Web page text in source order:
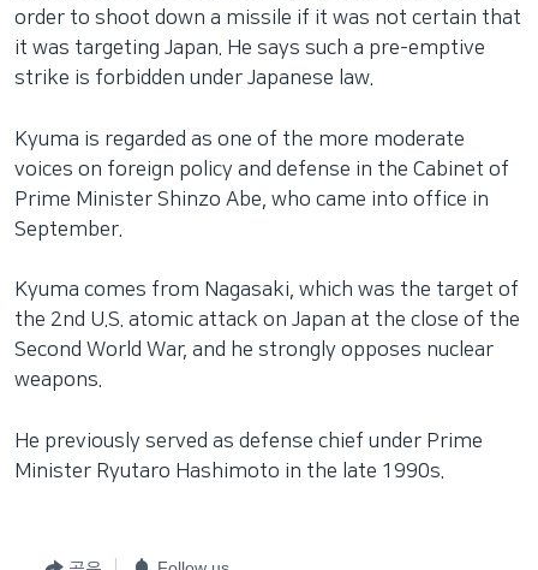
order to shoot down a missile if it was not certain that
it was targeting Japan. He says such a pre-emptive
strike is forbidden under Japanese law.
Kyuma is regarded as one of the more moderate
voices on foreign policy and defense in the Cabinet of
Prime Minister Shinzo Abe, who came into office in
September.
Kyuma comes from Nagasaki, which was the target of
the 2nd U.S. atomic attack on Japan at the close of the
Second World War, and he strongly opposes nuclear
weapons.
He previously served as defense chief under Prime
Minister Ryutaro Hashimoto in the late 1990s.